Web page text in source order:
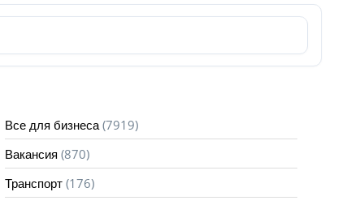
Все для бизнеса (7919)
Вакансия (870)
Транспорт (176)